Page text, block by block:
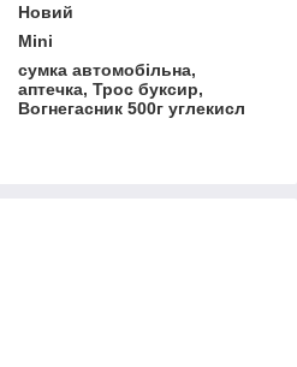
Новий
Mini
сумка автомобільна,
аптечка, Трос буксир,
Вогнегасник 500г углекисл